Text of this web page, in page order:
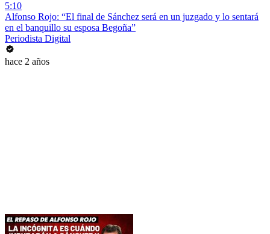
5:10
Alfonso Rojo: “El final de Sánchez será en un juzgado y lo sentará
en el banquillo su esposa Begoña”
Periodista Digital
hace 2 años